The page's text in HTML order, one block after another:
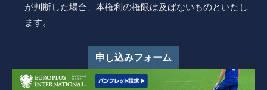
が判断した場合、本権利の権限は及ばないものといたし
ます。
申し込みフォーム